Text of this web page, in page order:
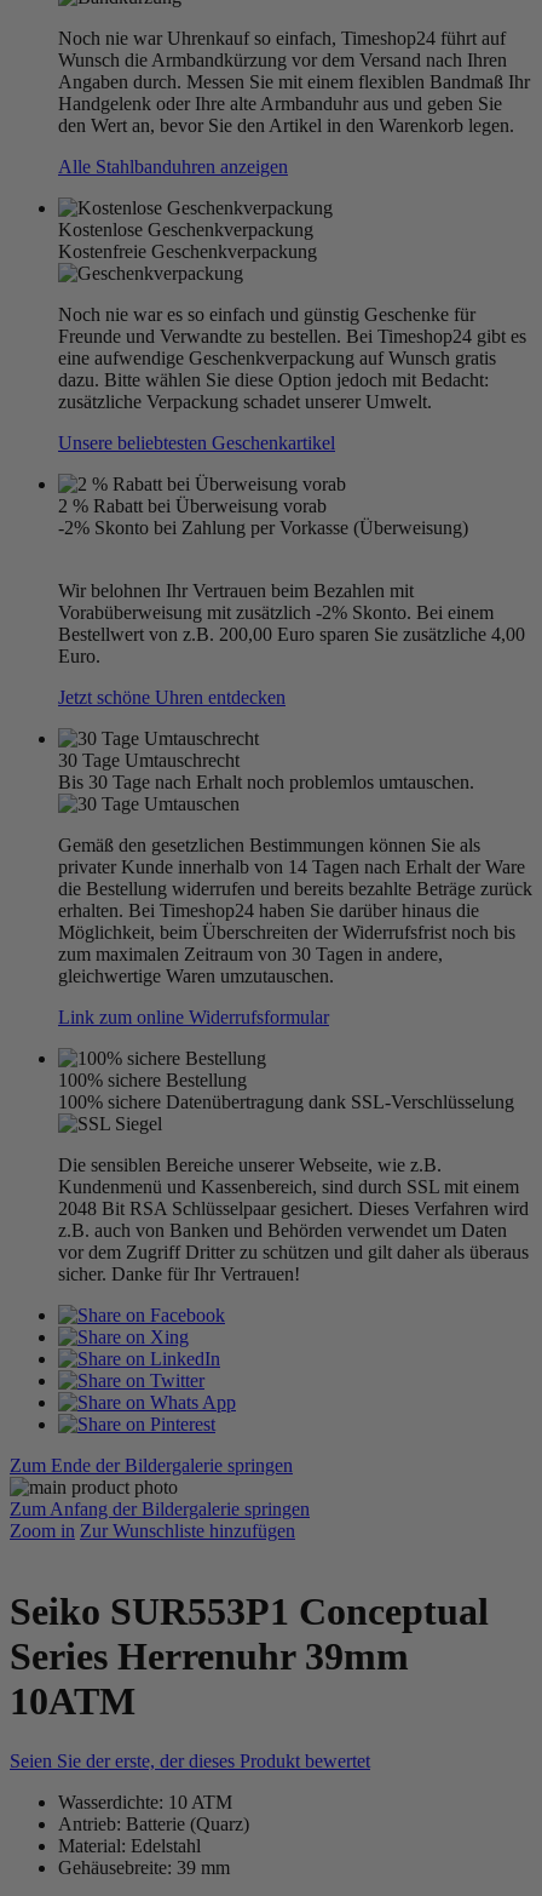
Noch nie war Uhrenkauf so einfach, Timeshop24 führt auf
Wunsch die Armbandkürzung vor dem Versand nach Ihren
Angaben durch. Messen Sie mit einem flexiblen Bandmaß Ihr
Handgelenk oder Ihre alte Armbanduhr aus und geben Sie
den Wert an, bevor Sie den Artikel in den Warenkorb legen.
Alle Stahlbanduhren anzeigen
Kostenlose Geschenkverpackung
Kostenfreie Geschenkverpackung
Noch nie war es so einfach und günstig Geschenke für
Freunde und Verwandte zu bestellen. Bei Timeshop24 gibt es
eine aufwendige Geschenkverpackung auf Wunsch gratis
dazu. Bitte wählen Sie diese Option jedoch mit Bedacht:
zusätzliche Verpackung schadet unserer Umwelt.
Unsere beliebtesten Geschenkartikel
2 % Rabatt bei Überweisung vorab
-2% Skonto bei Zahlung per Vorkasse (Überweisung)
Wir belohnen Ihr Vertrauen beim Bezahlen mit
Vorabüberweisung mit zusätzlich -2% Skonto. Bei einem
Bestellwert von z.B. 200,00 Euro sparen Sie zusätzliche 4,00
Euro.
Jetzt schöne Uhren entdecken
30 Tage Umtauschrecht
Bis 30 Tage nach Erhalt noch problemlos umtauschen.
Gemäß den gesetzlichen Bestimmungen können Sie als
privater Kunde innerhalb von 14 Tagen nach Erhalt der Ware
die Bestellung widerrufen und bereits bezahlte Beträge zurück
erhalten. Bei Timeshop24 haben Sie darüber hinaus die
Möglichkeit, beim Überschreiten der Widerrufsfrist noch bis
zum maximalen Zeitraum von 30 Tagen in andere,
gleichwertige Waren umzutauschen.
Link zum online Widerrufsformular
100% sichere Bestellung
100% sichere Datenübertragung dank SSL-Verschlüsselung
Die sensiblen Bereiche unserer Webseite, wie z.B.
Kundenmenü und Kassenbereich, sind durch SSL mit einem
2048 Bit RSA Schlüsselpaar gesichert. Dieses Verfahren wird
z.B. auch von Banken und Behörden verwendet um Daten
vor dem Zugriff Dritter zu schützen und gilt daher als überaus
sicher. Danke für Ihr Vertrauen!
Zum Ende der Bildergalerie springen
Zum Anfang der Bildergalerie springen
Zoom in Zur Wunschliste hinzufügen
Seiko SUR553P1 Conceptual
Series Herrenuhr 39mm
10ATM
Seien Sie der erste, der dieses Produkt bewertet
Wasserdichte: 10 ATM
Antrieb: Batterie (Quarz)
Material: Edelstahl
Gehäusebreite: 39 mm